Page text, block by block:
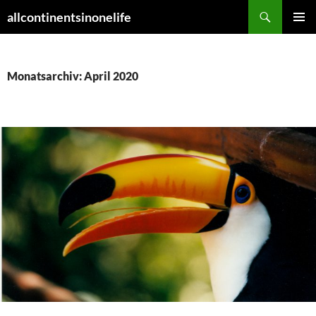
Inhalt
allcontinentsinonelife
Monatsarchiv: April 2020